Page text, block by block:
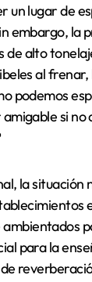
un lugar de
embargo, la
de alto
al
podemos
si no
la situación
para la